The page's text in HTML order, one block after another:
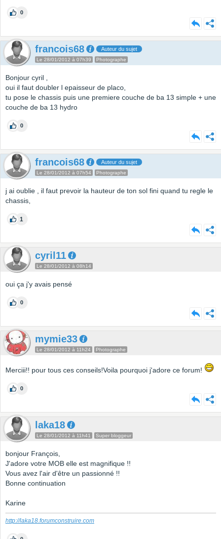
0
francois68 Auteur du sujet
Le 28/01/2012 à 07h39 Photographe
Bonjour cyril ,
oui il faut doubler l epaisseur de placo,
tu pose le chassis puis une premiere couche de ba 13 simple + une
couche de ba 13 hydro
0
francois68 Auteur du sujet
Le 28/01/2012 à 07h54 Photographe
j ai oublie , il faut prevoir la hauteur de ton sol fini quand tu regle le
chassis,
1
cyril11
Le 28/01/2012 à 08h14
oui ça j'y avais pensé
0
mymie33
Le 28/01/2012 à 11h24 Photographe
Merciii!! pour tous ces conseils!Voila pourquoi j'adore ce forum!
0
laka18
Le 28/01/2012 à 11h41 Super bloggeur
bonjour François,
J'adore votre MOB elle est magnifique !!
Vous avez l'air d'être un passionné !!
Bonne continuation
Karine
http://laka18.forumconstruire.com